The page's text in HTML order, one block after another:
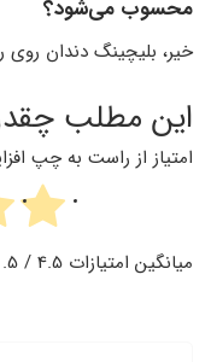
محسوب می‌شود؟
خیر، بلیچینگ دندان روی
این مطلب چقدر
امتیاز از راست به چپ
میانگین امتیازات 4.5 / 5. تعداد امتیازات